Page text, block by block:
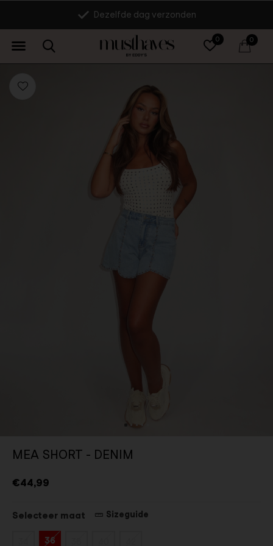
0 0
Dezelfde dag verzonden
MEA SHORT - DENIM
€44,99
Selecteer maat Sizeguide
36